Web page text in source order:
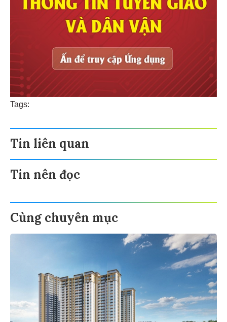
Tags:
Tin liên quan
Tin nên đọc
Cùng chuyên mục